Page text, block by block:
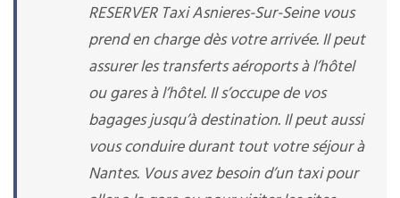
RESERVER Taxi Asnieres-Sur-Seine vous
prend en charge dès votre arrivée. Il peut
assurer les transferts aéroports à l’hôtel
ou gares à l’hôtel. Il s’occupe de vos
bagages jusqu’à destination. Il peut aussi
vous conduire durant tout votre séjour à
Nantes. Vous avez besoin d’un taxi pour